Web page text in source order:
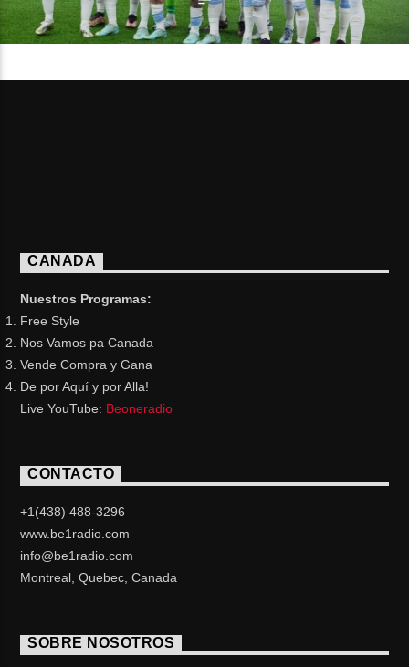
CANADA
Nuestros Programas:
Free Style
Nos Vamos pa Canada
Vende Compra y Gana
De por Aquí y por Alla!
Live YouTube: Beoneradio
CONTACTO
+1(438) 488-3296
www.be1radio.com
info@be1radio.com
Montreal, Quebec, Canada
SOBRE NOSOTROS